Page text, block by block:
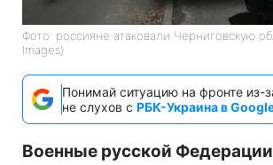
Фото: россияне атаковали Черниговскую
Images)
Понимай ситуацию на фронте из-
не слухов с РБК-Украина в
Военные русской Федерации